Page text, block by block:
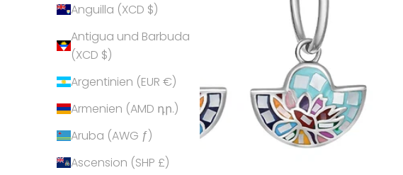
Anguilla (XCD $)
Antigua und Barbuda
(XCD $)
Argentinien (EUR €)
Armenien (AMD դր.)
Aruba (AWG ƒ)
Ascension (SHP £)